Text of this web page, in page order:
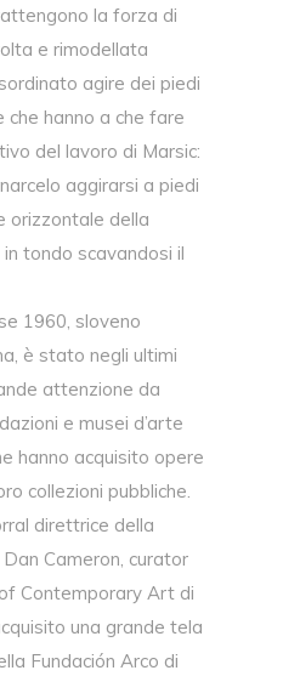
la forza di
e rimodellata
agire dei piedi
che hanno a che fare
del lavoro di Marsic:
aggirarsi a piedi
orizzontale della
tondo scavandosi il
1960, sloveno
è stato negli ultimi
attenzione da
e musei d’arte
hanno acquisito opere
collezioni pubbliche.
direttrice della
Cameron, curator
Contemporary Art di
una grande tela
Fundación Arco di